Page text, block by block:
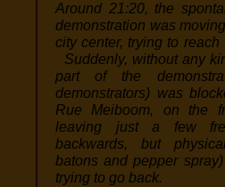
Around 21:20, the
demonstration was
city center, trying to reach
Suddenly, without any
part of the
demonstrators) was
Rue Meiboom, on the
leaving just a few
backwards, but
batons and pepper
trying to go back.